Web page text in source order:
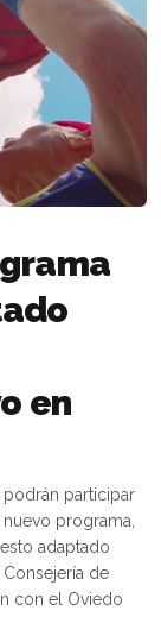
en
podrán participar
programa,
adaptado
con el Oviedo